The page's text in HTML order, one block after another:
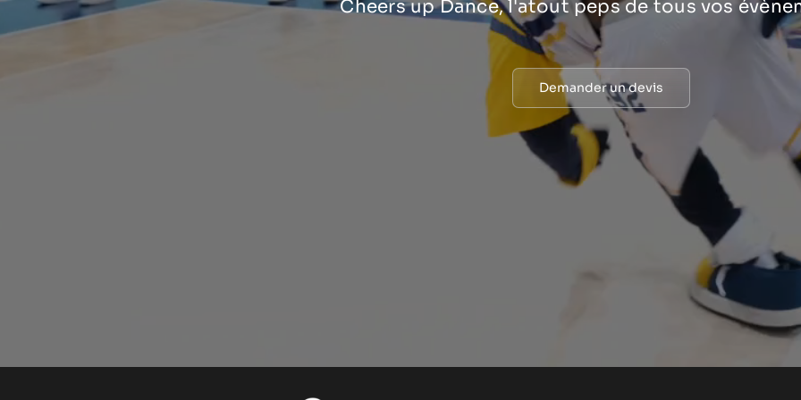
Cheers up Dance, l'atout peps de tous vos
Demander un devis